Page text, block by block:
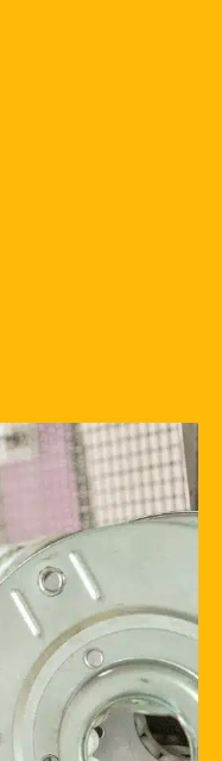
besoin
ci-
rapidement.